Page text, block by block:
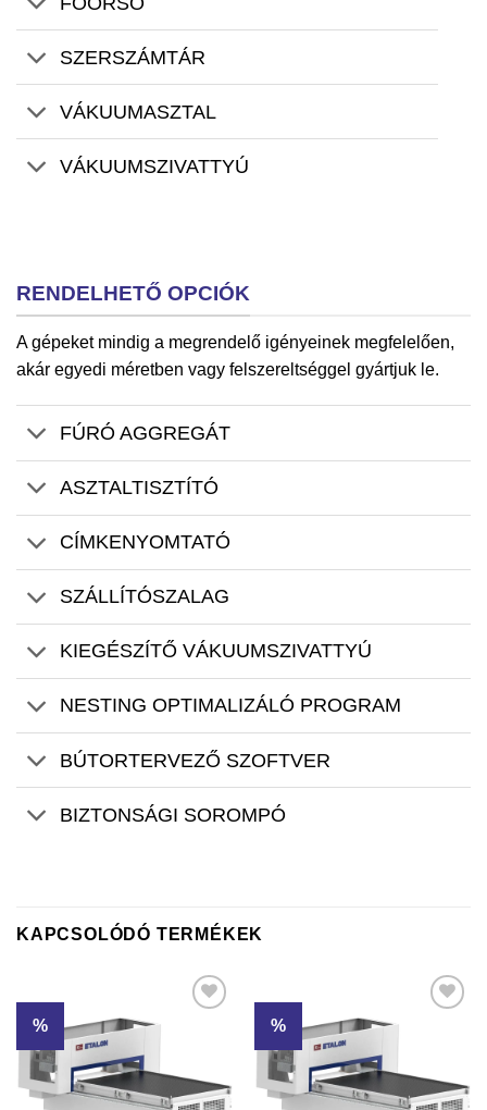
SZERSZÁMTÁR
VÁKUUMASZTAL
VÁKUUMSZIVATTYÚ
RENDELHETŐ OPCIÓK
A gépeket mindig a megrendelő igényeinek megfelelően,
akár egyedi méretben vagy felszereltséggel gyártjuk le.
FÚRÓ AGGREGÁT
ASZTALTISZTÍTÓ
CÍMKENYOMTATÓ
SZÁLLÍTÓSZALAG
KIEGÉSZÍTŐ VÁKUUMSZIVATTYÚ
NESTING OPTIMALIZÁLÓ PROGRAM
BÚTORTERVEZŐ SZOFTVER
BIZTONSÁGI SOROMPÓ
KAPCSOLÓDÓ TERMÉKEK
% Kedvencekhez % Kedvencekhez